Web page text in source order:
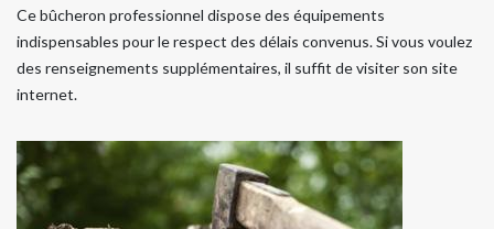
Ce bûcheron professionnel dispose des équipements
indispensables pour le respect des délais convenus. Si vous voulez
des renseignements supplémentaires, il suffit de visiter son site
internet.